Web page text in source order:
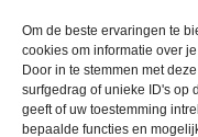
Om de beste ervaringen te
cookies om informatie over
Door in te stemmen met
surfgedrag of unieke ID's op
geeft of uw toestemming
bepaalde functies en